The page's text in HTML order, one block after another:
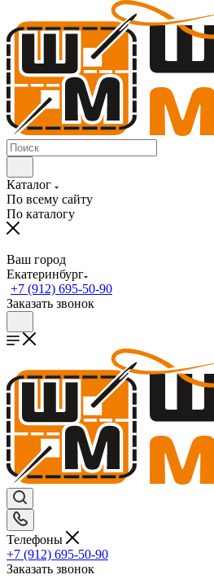
Каталог
По всему сайту
По каталогу
Ваш город
Екатеринбург
+7 (912) 695-50-90
Заказать звонок
Телефоны
+7 (912) 695-50-90
Заказать звонок